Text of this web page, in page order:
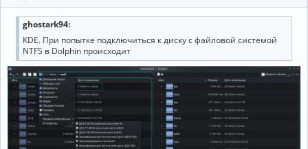
ghostark94:
KDE. При попытке подключиться к диску с файловой системой
NTFS в Dolphin происходит